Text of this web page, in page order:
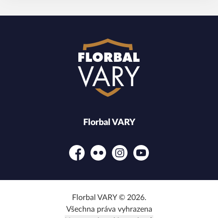
Florbal VARY
FacebookFlickr InstagramYouTube
Florbal VARY © 2026.
Všechna práva vyhrazena